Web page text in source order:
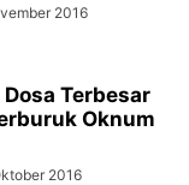
2016
Terbesar
Oknum
2016